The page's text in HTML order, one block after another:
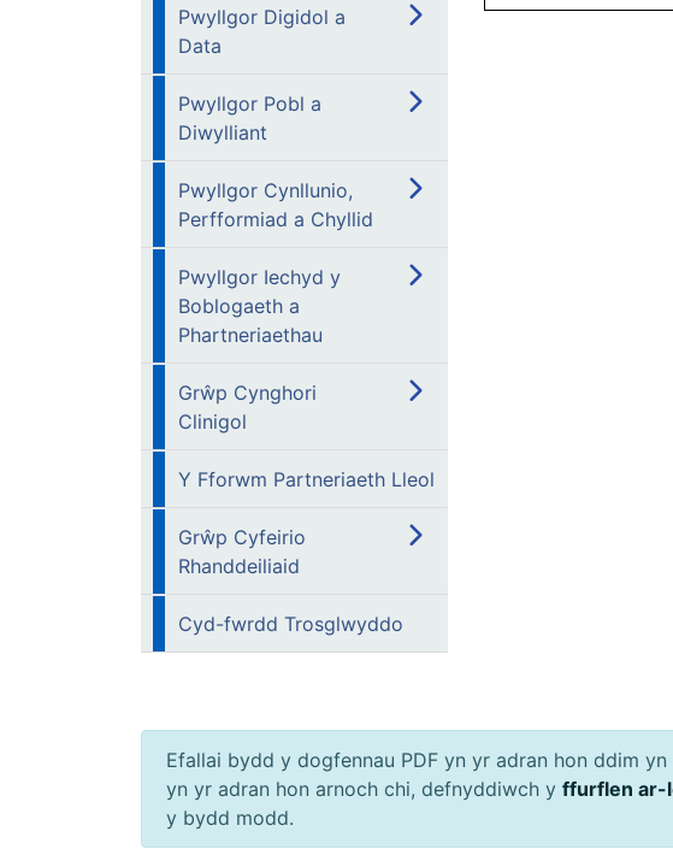
Pwyllgor Digidol a
Data
Pwyllgor Pobl a
Diwylliant
Pwyllgor Cynllunio,
Perfformiad a Chyllid
Pwyllgor Iechyd y
Boblogaeth a
Phartneriaethau
Grŵp Cynghori
Clinigol
Y Fforwm Partneriaeth Lleol
Grŵp Cyfeirio
Rhanddeiliaid
Cyd-fwrdd Trosglwyddo
Efallai bydd y dogfennau PDF yn yr adran hon ddim
yn yr adran hon arnoch chi, defnyddiwch y ffurflen ar-
y bydd modd.